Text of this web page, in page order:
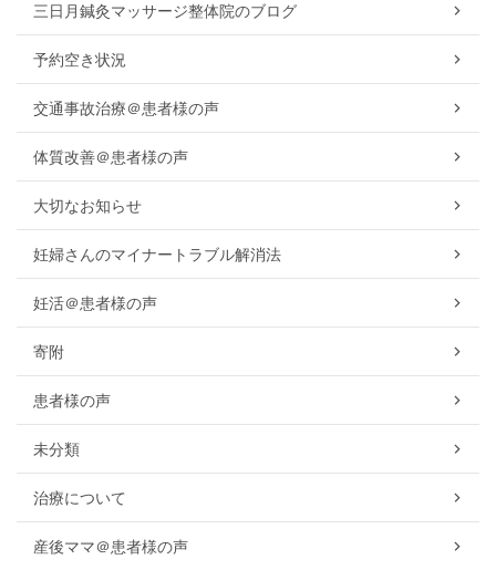
三日月鍼灸マッサージ整体院のブログ
予約空き状況
交通事故治療＠患者様の声
体質改善＠患者様の声
大切なお知らせ
妊婦さんのマイナートラブル解消法
妊活＠患者様の声
寄附
患者様の声
未分類
治療について
産後ママ＠患者様の声